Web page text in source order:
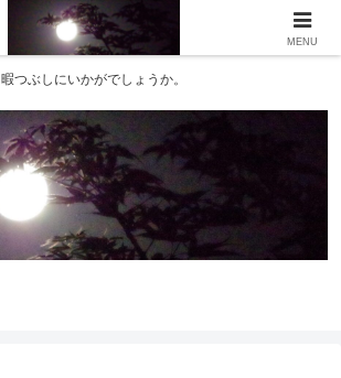
暇つぶしにいかがでしょうか。
MENU